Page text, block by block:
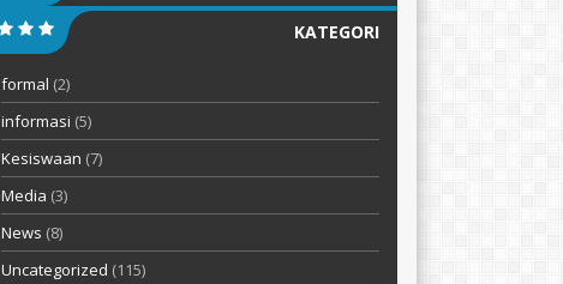
KATEGORI
formal (2)
informasi (5)
Kesiswaan (7)
Media (3)
News (8)
Uncategorized (115)